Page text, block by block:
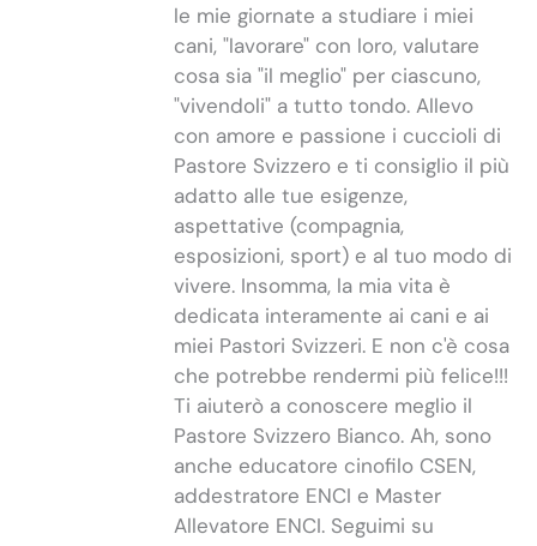
le mie giornate a studiare i miei
cani, "lavorare" con loro, valutare
cosa sia "il meglio" per ciascuno,
"vivendoli" a tutto tondo. Allevo
con amore e passione i cuccioli di
Pastore Svizzero e ti consiglio il più
adatto alle tue esigenze,
aspettative (compagnia,
esposizioni, sport) e al tuo modo di
vivere. Insomma, la mia vita è
dedicata interamente ai cani e ai
miei Pastori Svizzeri. E non c'è cosa
che potrebbe rendermi più felice!!!
Ti aiuterò a conoscere meglio il
Pastore Svizzero Bianco. Ah, sono
anche educatore cinofilo CSEN,
addestratore ENCI e Master
Allevatore ENCI. Seguimi su